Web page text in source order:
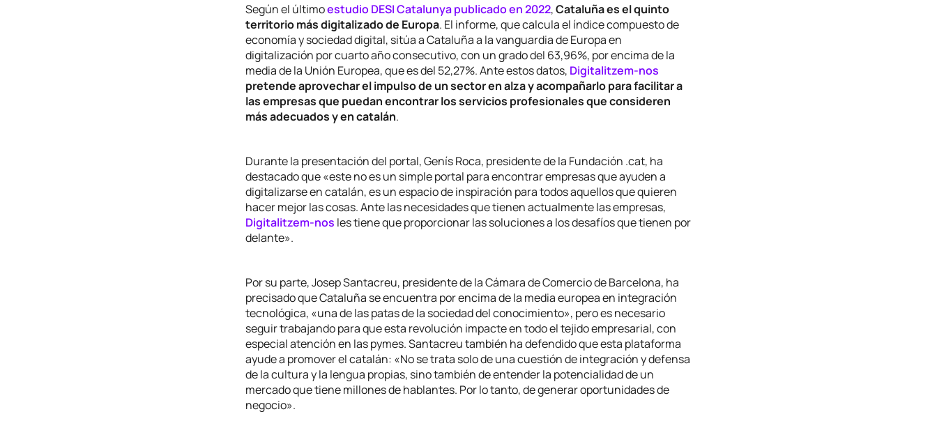
Según el últimoestudio DESI Catalunya publicado en 2022,Cataluña es el quinto
territorio más digitalizado de Europa. El informe, que calcula el índice compuesto de
economía y sociedad digital, sitúa a Cataluña a la vanguardia de Europa en
digitalización por cuarto año consecutivo, con un grado del 63,96%, por encima de la
media de la Unión Europea, que es del 52,27%. Ante estos datos, Digitalitzem-nos
pretende aprovechar el impulso de un sector en alza y acompañarlo para facilitar a
las empresas que puedan encontrar los servicios profesionales que consideren
más adecuados y en catalán.
Durante la presentación del portal, Genís Roca, presidente de la Fundación .cat, ha
destacado que «este no es un simple portal para encontrar empresas que ayuden a
digitalizarse en catalán, es un espacio de inspiración para todos aquellos que quieren
hacer mejor las cosas. Ante las necesidades que tienen actualmente las empresas,
Digitalitzem-nos les tiene que proporcionar las soluciones a los desafíos que tienen por
delante».
Por su parte, Josep Santacreu, presidente de la Cámara de Comercio de Barcelona, ha
precisado que Cataluña se encuentra por encima de la media europea en integración
tecnológica, «una de las patas de la sociedad del conocimiento», pero es necesario
seguir trabajando para que esta revolución impacte en todo el tejido empresarial, con
especial atención en las pymes. Santacreu también ha defendido que esta plataforma
ayude a promover el catalán: «No se trata solo de una cuestión de integración y defensa
de la cultura y la lengua propias, sino también de entender la potencialidad de un
mercado que tiene millones de hablantes. Por lo tanto, de generar oportunidades de
negocio».